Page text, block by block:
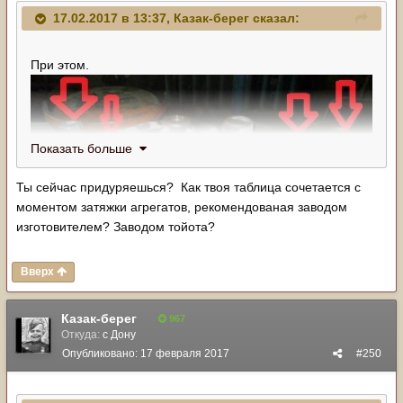
17.02.2017 в 13:37, Казак-берег сказал:
При этом.
Показать больше
Ты сейчас придуряешься? Как твоя таблица сочетается с
моментом затяжки агрегатов, рекомендованая заводом
изготовителем? Заводом тойота?
Вверх
Казак-берег 967
Откуда: с Дону
#250
Опубликовано: 17 февраля 2017